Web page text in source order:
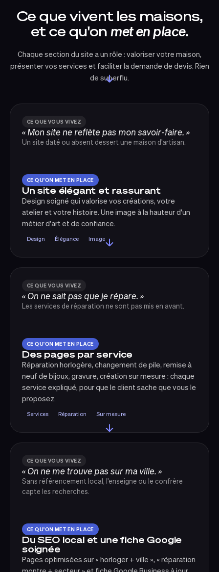
Ce que vivent les maisons,
et ce qu'on met en place.
Chaque section du site a un rôle : valoriser votre maison,
présenter vos services et faciliter la demande de devis. Rien
de superflu.
CE QUE VOUS VIVEZ
« Mon site ne reflète pas mon savoir-faire. »
Un site daté ou absent dessert une maison d'artisan.
CE QU'ON MET EN PLACE
Un site élégant et rassurant
Design soigné qui valorise vos créations, votre
atelier et votre histoire. Une image à la hauteur d'un
métier d'art et de confiance.
Design Élégance Image
CE QUE VOUS VIVEZ
« On ne sait pas que je répare. »
Les services de réparation ne sont pas mis en avant.
CE QU'ON MET EN PLACE
Des pages par service
Réparation horlogère, changement de pile, remise à
neuf de bijoux, gravure, création sur mesure : chaque
service expliqué, pour que le client sache que vous le
proposez.
Services Réparation Sur mesure
CE QUE VOUS VIVEZ
« On ne me trouve pas sur ma ville. »
Sans référencement local, l'enseigne ou le confrère
capte les recherches.
CE QU'ON MET EN PLACE
Du SEO local et une fiche Google
soignée
Pages optimisées sur « horloger + ville », « réparation